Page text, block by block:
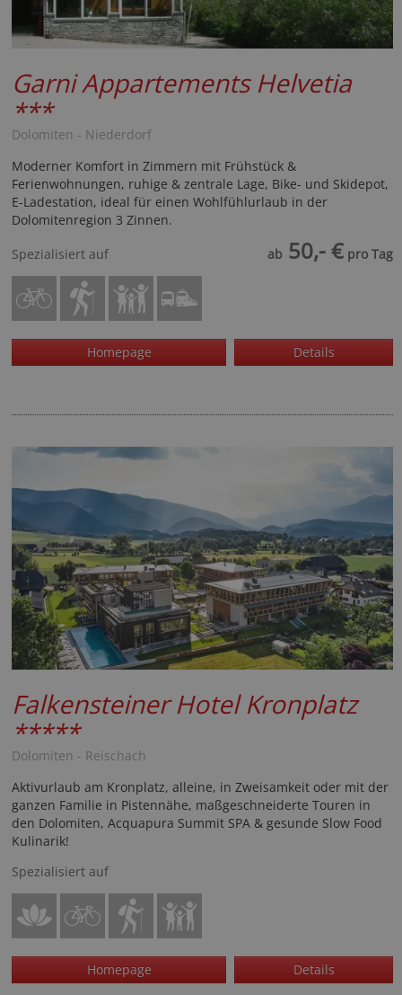
Garni Appartements Helvetia
***
Dolomiten - Niederdorf
Moderner Komfort in Zimmern mit Frühstück &
Ferienwohnungen, ruhige & zentrale Lage, Bike- und Skidepot,
E-Ladestation, ideal für einen Wohlfühlurlaub in der
Dolomitenregion 3 Zinnen.
Spezialisiert auf
ab 50,- € pro Tag
Homepage Details
Falkensteiner Hotel Kronplatz
*****
Dolomiten - Reischach
Aktivurlaub am Kronplatz, alleine, in Zweisamkeit oder mit der
ganzen Familie in Pistennähe, maßgeschneiderte Touren in
den Dolomiten, Acquapura Summit SPA & gesunde Slow Food
Kulinarik!
Spezialisiert auf
Homepage Details